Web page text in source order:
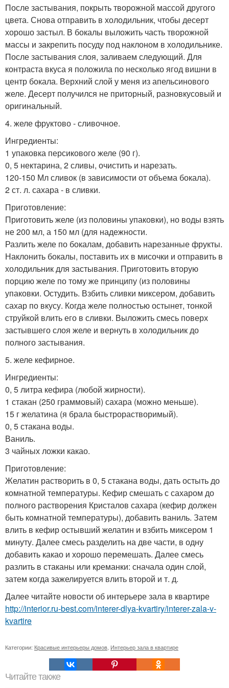
После застывания, покрыть творожной массой другого
цвета. Снова отправить в холодильник, чтобы десерт
хорошо застыл. В бокалы выложить часть творожной
массы и закрепить посуду под наклоном в холодильнике.
После застывания слоя, заливаем следующий. Для
контраста вкуса я положила по несколько ягод вишни в
центр бокала. Верхний слой у меня из апельсинового
желе. Десерт получился не приторный, разновкусовый и
оригинальный.
4. желе фруктово - сливочное.
Ингредиенты:
1 упаковка персикового желе (90 г).
0, 5 нектарина, 2 сливы, очистить и нарезать.
120-150 Мл сливок (в зависимости от объема бокала).
2 ст. л. сахара - в сливки.
Приготовление:
Приготовить желе (из половины упаковки), но воды взять
не 200 мл, а 150 мл (для надежности.
Разлить желе по бокалам, добавить нарезанные фрукты.
Наклонить бокалы, поставить их в мисочки и отправить в
холодильник для застывания. Приготовить вторую
порцию желе по тому же принципу (из половины
упаковки. Остудить. Взбить сливки миксером, добавить
сахар по вкусу. Когда желе полностью остынет, тонкой
струйкой влить его в сливки. Выложить смесь поверх
застывшего слоя желе и вернуть в холодильник до
полного застывания.
5. желе кефирное.
Ингредиенты:
0, 5 литра кефира (любой жирности).
1 стакан (250 граммовый) сахара (можно меньше).
15 г желатина (я брала быстрорастворимый).
0, 5 стакана воды.
Ваниль.
3 чайных ложки какао.
Приготовление:
Желатин растворить в 0, 5 стакана воды, дать остыть до
комнатной температуры. Кефир смешать с сахаром до
полного растворения Кристалов сахара (кефир должен
быть комнатной температуры), добавить ваниль. Затем
влить в кефир остывший желатин и взбить миксером 1
минуту. Далее смесь разделить на две части, в одну
добавить какао и хорошо перемешать. Далее смесь
разлить в стаканы или креманки: сначала один слой,
затем когда зажелируется влить второй и т. д.
Далее читайте новости об интерьере зала в квартире
http://interior.ru-best.com/interer-dlya-kvartiry/interer-zala-v-
kvartire
Категории: Красивые интерьеры домов Интерьер зала в квартире
Читайте также